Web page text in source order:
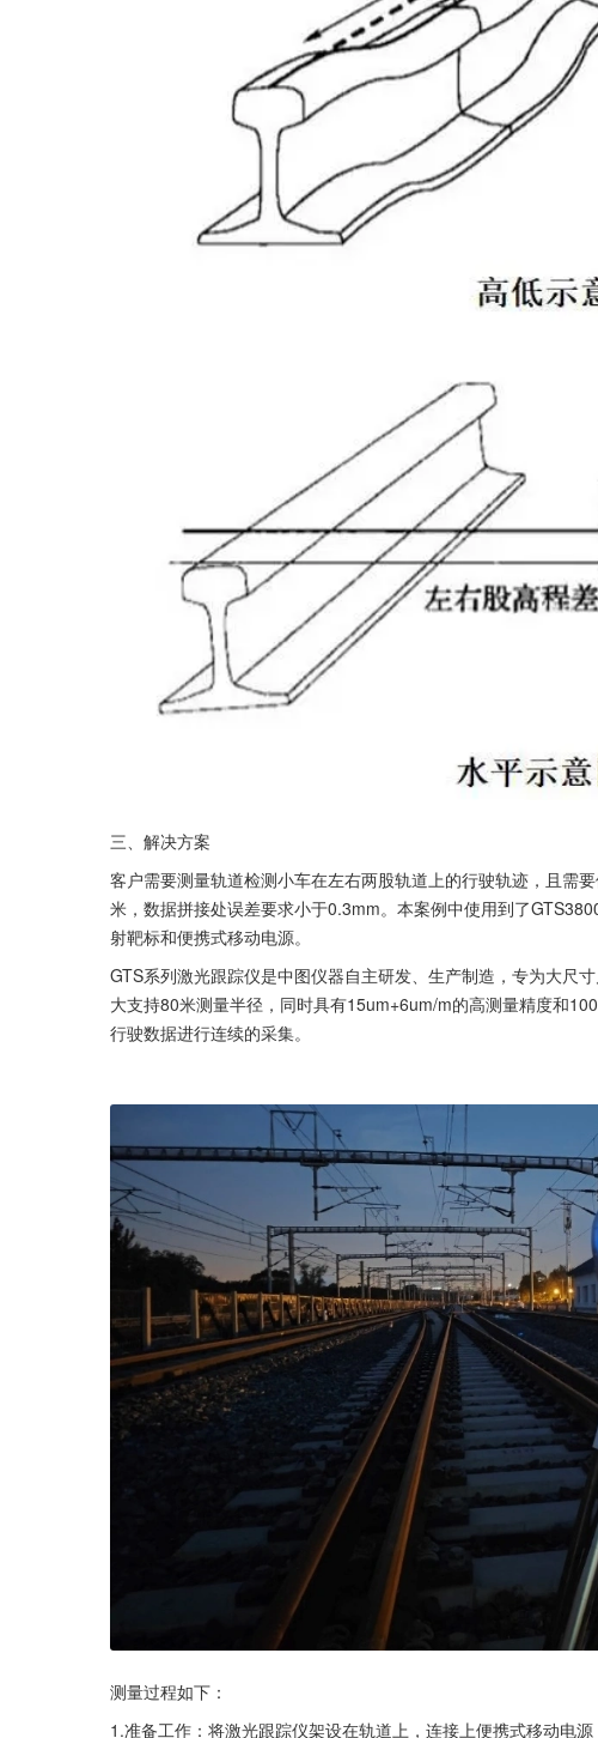
三、解决方案
客户需要测量轨道检测小车在左右两股轨道上的行驶轨迹，且需
米，数据拼接处误差要求小于0.3mm。本案例中使用到了
射靶标和便携式移动电源。
GTS系列激光跟踪仪是中图仪器自主研发、生产制造，专为大尺
大支持80米测量半径，同时具有15um+6um/m的高测量精度和
行驶数据进行连续的采集。
测量过程如下：
1.准备工作：将激光跟踪仪架设在轨道上，连接上便携式移动电源